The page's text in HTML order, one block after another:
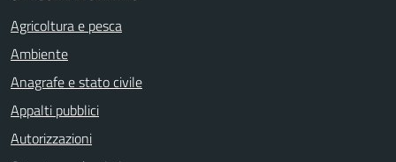
Agricoltura e pesca
Ambiente
Anagrafe e stato civile
Appalti pubblici
Autorizzazioni